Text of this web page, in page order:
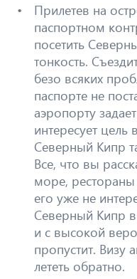
Прилетев на
паспортном
посетить
тонкость.
безо всяких
паспорте не
аэропорту
интересует
Северный Кипр
Все, что вы
море, рестораны
его уже не
Северный Кипр
и с высокой
пропустит. Визу
лететь обратно.